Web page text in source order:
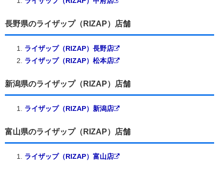
長野県のライザップ（RIZAP）店舗
ライザップ（RIZAP）長野店
ライザップ（RIZAP）松本店
新潟県のライザップ（RIZAP）店舗
ライザップ（RIZAP）新潟店
富山県のライザップ（RIZAP）店舗
ライザップ（RIZAP）富山店